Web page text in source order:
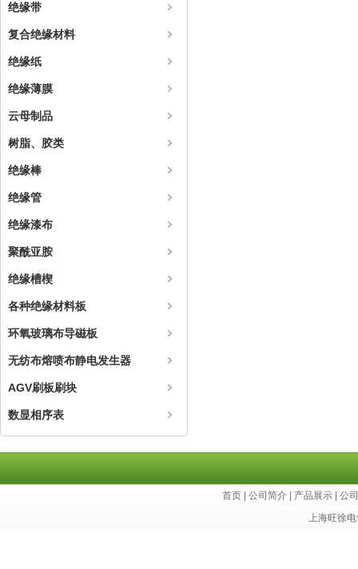
绝缘带
复合绝缘材料
绝缘纸
绝缘薄膜
云母制品
树脂、胶类
绝缘棒
绝缘管
绝缘漆布
聚酰亚胺
绝缘槽楔
各种绝缘材料板
环氧玻璃布导磁板
无纺布熔喷布静电发生器
AGV刷板刷块
数显相序表
首页 |公司简介 产品展示 |公
上海旺徐